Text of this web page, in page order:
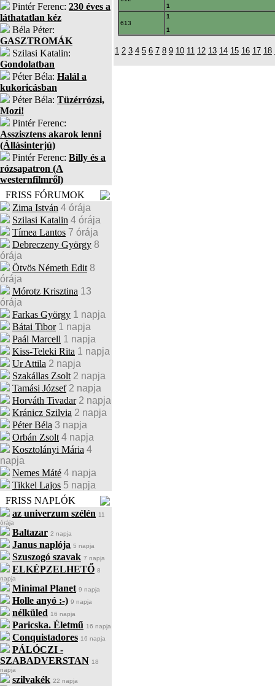
Pintér Ferenc: 230 éves a
láthatatlan kéz
Béla Péter:
GASZTROMÁK
Szilasi Katalin:
Gondolatban
Péter Béla: Halál a
kukoricásban
Péter Béla: Tüzérrózsi,
Mozi!
Pintér Ferenc:
Asszisztens akarok lenni
(Állásinterjú)
Pintér Ferenc: Billy és a
rózsapatron (A
westernfilmről)
FRISS FÓRUMOK
Zima István 4 órája
Szilasi Katalin 4 órája
Tímea Lantos 7 órája
Debreczeny György 8
órája
Ötvös Németh Edit 8
órája
Mórotz Krisztina 13
órája
Farkas György 1 napja
Bátai Tibor 1 napja
Paál Marcell 1 napja
Kiss-Teleki Rita 1 napja
Ur Attila 2 napja
Szakállas Zsolt 2 napja
Tamási József 2 napja
Horváth Tivadar 2 napja
Kránicz Szilvia 2 napja
Péter Béla 3 napja
Orbán Zsolt 4 napja
Kosztolányi Mária 4
napja
Nemes Máté 4 napja
Tikkel Lajos 5 napja
FRISS NAPLÓK
az univerzum szélén 11
órája
Baltazar 2 napja
Janus naplója 5 napja
Szuszogó szavak 7 napja
ELKÉPZELHETŐ 8
napja
Minimal Planet 9 napja
Holle anyó :-) 9 napja
nélküled 16 napja
Paricska. Életmű 16 napja
Conquistadores 16 napja
PÁLÓCZI -
SZABADVERSTAN 18
napja
szilvakék 22 napja
1
613
1
1
1 2 3 4 5 6 7 8 9 10 11 12 13 14 15 16 17 18